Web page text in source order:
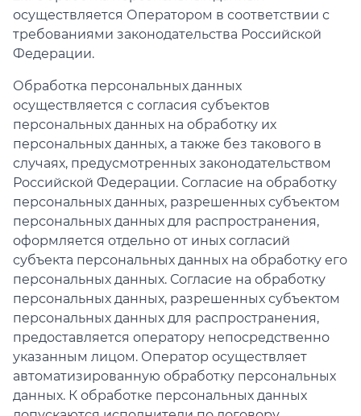
осуществляется Оператором в соответствии с
требованиями законодательства Российской
Федерации.
Обработка персональных данных
осуществляется с согласия субъектов
персональных данных на обработку их
персональных данных, а также без такового в
случаях, предусмотренных законодательством
Российской Федерации. Согласие на обработку
персональных данных, разрешенных субъектом
персональных данных для распространения,
оформляется отдельно от иных согласий
субъекта персональных данных на обработку его
персональных данных. Согласие на обработку
персональных данных, разрешенных субъектом
персональных данных для распространения,
предоставляется оператору непосредственно
указанным лицом. Оператор осуществляет
автоматизированную обработку персональных
данных. К обработке персональных данных